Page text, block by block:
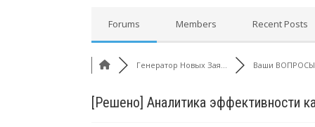
Forums Members Recent Posts
Генератор Новых Зая... Ваши ВОПРОСЫ
[Решено] Аналитика эффективности